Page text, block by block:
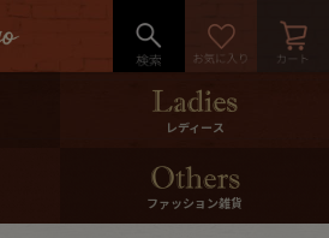
＆10％Offクーポンプレゼン
％0ffクーポンプレゼント
レディース
ファッション雑貨